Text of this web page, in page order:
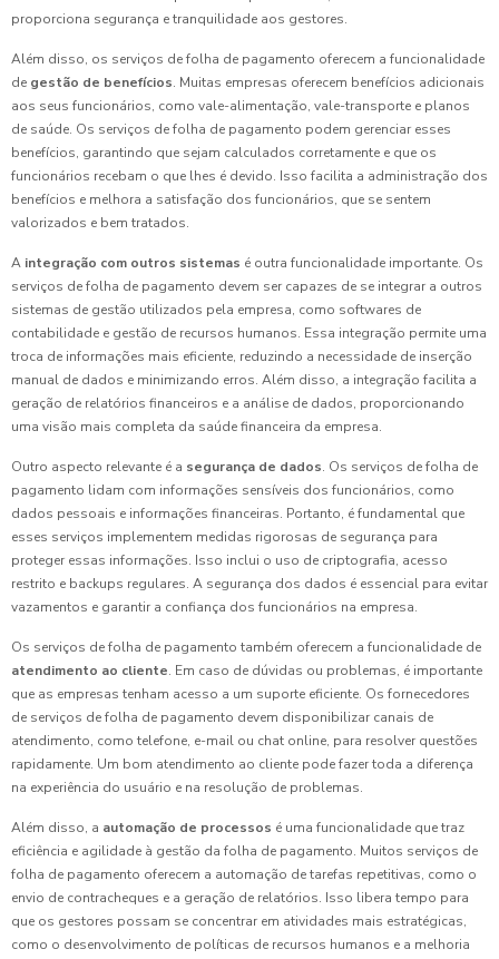
proporciona segurança e tranquilidade aos gestores.
Além disso, os serviços de folha de pagamento oferecem a funcionalidade
de gestão de benefícios. Muitas empresas oferecem benefícios adicionais
aos seus funcionários, como vale-alimentação, vale-transporte e planos
de saúde. Os serviços de folha de pagamento podem gerenciar esses
benefícios, garantindo que sejam calculados corretamente e que os
funcionários recebam o que lhes é devido. Isso facilita a administração dos
benefícios e melhora a satisfação dos funcionários, que se sentem
valorizados e bem tratados.
A integração com outros sistemas é outra funcionalidade importante. Os
serviços de folha de pagamento devem ser capazes de se integrar a outros
sistemas de gestão utilizados pela empresa, como softwares de
contabilidade e gestão de recursos humanos. Essa integração permite uma
troca de informações mais eficiente, reduzindo a necessidade de inserção
manual de dados e minimizando erros. Além disso, a integração facilita a
geração de relatórios financeiros e a análise de dados, proporcionando
uma visão mais completa da saúde financeira da empresa.
Outro aspecto relevante é a segurança de dados. Os serviços de folha de
pagamento lidam com informações sensíveis dos funcionários, como
dados pessoais e informações financeiras. Portanto, é fundamental que
esses serviços implementem medidas rigorosas de segurança para
proteger essas informações. Isso inclui o uso de criptografia, acesso
restrito e backups regulares. A segurança dos dados é essencial para evitar
vazamentos e garantir a confiança dos funcionários na empresa.
Os serviços de folha de pagamento também oferecem a funcionalidade de
atendimento ao cliente. Em caso de dúvidas ou problemas, é importante
que as empresas tenham acesso a um suporte eficiente. Os fornecedores
de serviços de folha de pagamento devem disponibilizar canais de
atendimento, como telefone, e-mail ou chat online, para resolver questões
rapidamente. Um bom atendimento ao cliente pode fazer toda a diferença
na experiência do usuário e na resolução de problemas.
Além disso, a automação de processos é uma funcionalidade que traz
eficiência e agilidade à gestão da folha de pagamento. Muitos serviços de
folha de pagamento oferecem a automação de tarefas repetitivas, como o
envio de contracheques e a geração de relatórios. Isso libera tempo para
que os gestores possam se concentrar em atividades mais estratégicas,
como o desenvolvimento de políticas de recursos humanos e a melhoria